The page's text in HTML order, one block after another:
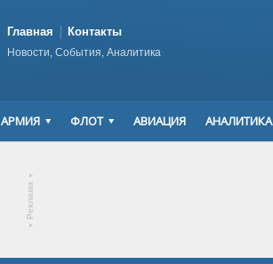
Главная Контакты
Новости, События, Аналитика
АРМИЯ ФЛОТ АВИАЦИЯ АНАЛИТИКА
▾
Реклама
▾